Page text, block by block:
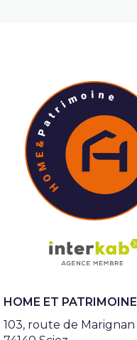
HOME ET PATRIMOINE
103, route de Marignan